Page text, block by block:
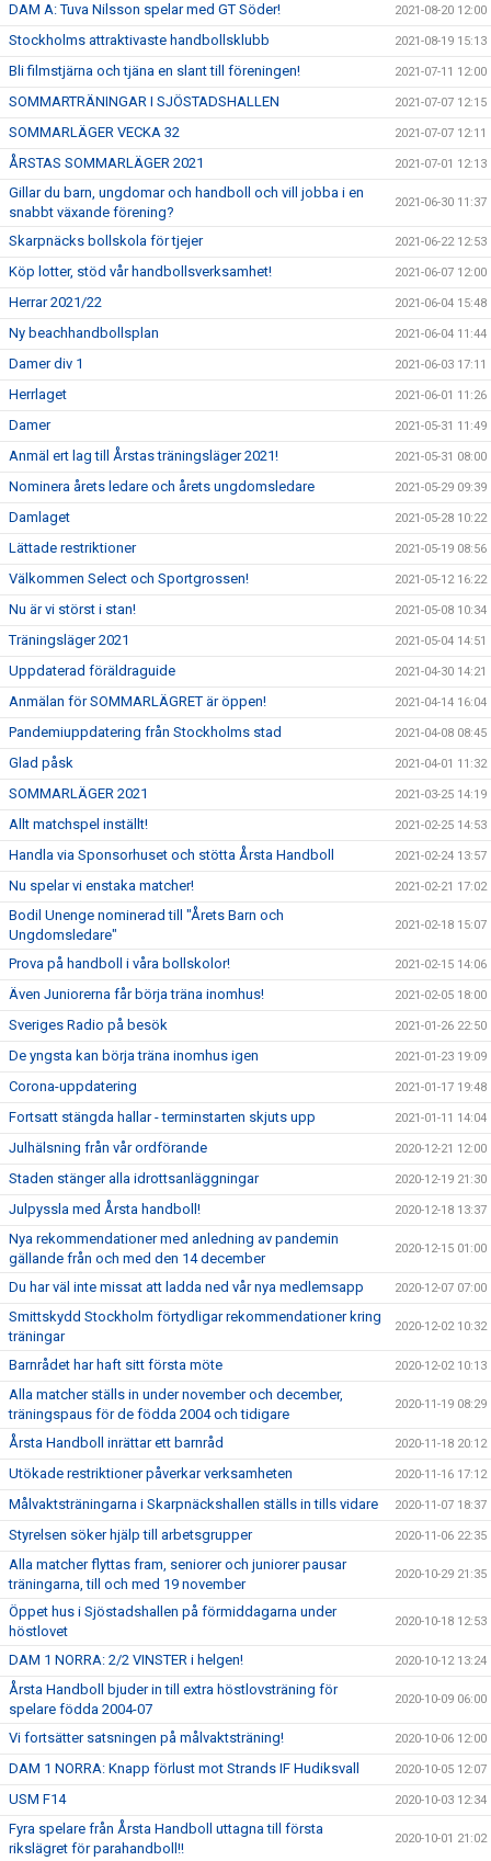
DAM A: Tuva Nilsson spelar med GT Söder! 2021-08-20 12:00
Stockholms attraktivaste handbollsklubb 2021-08-19 15:13
Bli filmstjärna och tjäna en slant till föreningen! 2021-07-11 12:00
SOMMARTRÄNINGAR I SJÖSTADSHALLEN 2021-07-07 12:15
SOMMARLÄGER VECKA 32 2021-07-07 12:11
ÅRSTAS SOMMARLÄGER 2021 2021-07-01 12:13
Gillar du barn, ungdomar och handboll och vill jobba i en
snabbt växande förening?
2021-06-30 11:37
Skarpnäcks bollskola för tjejer 2021-06-22 12:53
Köp lotter, stöd vår handbollsverksamhet! 2021-06-07 12:00
Herrar 2021/22 2021-06-04 15:48
Ny beachhandbollsplan 2021-06-04 11:44
Damer div 1 2021-06-03 17:11
Herrlaget 2021-06-01 11:26
Damer 2021-05-31 11:49
Anmäl ert lag till Årstas träningsläger 2021! 2021-05-31 08:00
Nominera årets ledare och årets ungdomsledare 2021-05-29 09:39
Damlaget 2021-05-28 10:22
Lättade restriktioner 2021-05-19 08:56
Välkommen Select och Sportgrossen! 2021-05-12 16:22
Nu är vi störst i stan! 2021-05-08 10:34
Träningsläger 2021 2021-05-04 14:51
Uppdaterad föräldraguide 2021-04-30 14:21
Anmälan för SOMMARLÄGRET är öppen! 2021-04-14 16:04
Pandemiuppdatering från Stockholms stad 2021-04-08 08:45
Glad påsk 2021-04-01 11:32
SOMMARLÄGER 2021 2021-03-25 14:19
Allt matchspel inställt! 2021-02-25 14:53
Handla via Sponsorhuset och stötta Årsta Handboll 2021-02-24 13:57
Nu spelar vi enstaka matcher! 2021-02-21 17:02
Bodil Unenge nominerad till "Årets Barn och
Ungdomsledare"
2021-02-18 15:07
Prova på handboll i våra bollskolor! 2021-02-15 14:06
Även Juniorerna får börja träna inomhus! 2021-02-05 18:00
Sveriges Radio på besök 2021-01-26 22:50
De yngsta kan börja träna inomhus igen 2021-01-23 19:09
Corona-uppdatering 2021-01-17 19:48
Fortsatt stängda hallar - terminstarten skjuts upp 2021-01-11 14:04
Julhälsning från vår ordförande 2020-12-21 12:00
Staden stänger alla idrottsanläggningar 2020-12-19 21:30
Julpyssla med Årsta handboll! 2020-12-18 13:37
Nya rekommendationer med anledning av pandemin
gällande från och med den 14 december
2020-12-15 01:00
Du har väl inte missat att ladda ned vår nya medlemsapp 2020-12-07 07:00
Smittskydd Stockholm förtydligar rekommendationer kring
träningar
2020-12-02 10:32
Barnrådet har haft sitt första möte 2020-12-02 10:13
Alla matcher ställs in under november och december,
träningspaus för de födda 2004 och tidigare
2020-11-19 08:29
Årsta Handboll inrättar ett barnråd 2020-11-18 20:12
Utökade restriktioner påverkar verksamheten 2020-11-16 17:12
Målvaktsträningarna i Skarpnäckshallen ställs in tills vidare 2020-11-07 18:37
Styrelsen söker hjälp till arbetsgrupper 2020-11-06 22:35
Alla matcher flyttas fram, seniorer och juniorer pausar
träningarna, till och med 19 november
2020-10-29 21:35
Öppet hus i Sjöstadshallen på förmiddagarna under
höstlovet
2020-10-18 12:53
DAM 1 NORRA: 2/2 VINSTER i helgen! 2020-10-12 13:24
Årsta Handboll bjuder in till extra höstlovsträning för
spelare födda 2004-07
2020-10-09 06:00
Vi fortsätter satsningen på målvaktsträning! 2020-10-06 12:00
DAM 1 NORRA: Knapp förlust mot Strands IF Hudiksvall 2020-10-05 12:07
USM F14 2020-10-03 12:34
Fyra spelare från Årsta Handboll uttagna till första
rikslägret för parahandboll!!
2020-10-01 21:02